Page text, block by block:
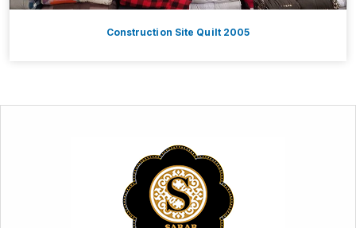
Construction Site Quilt 2005